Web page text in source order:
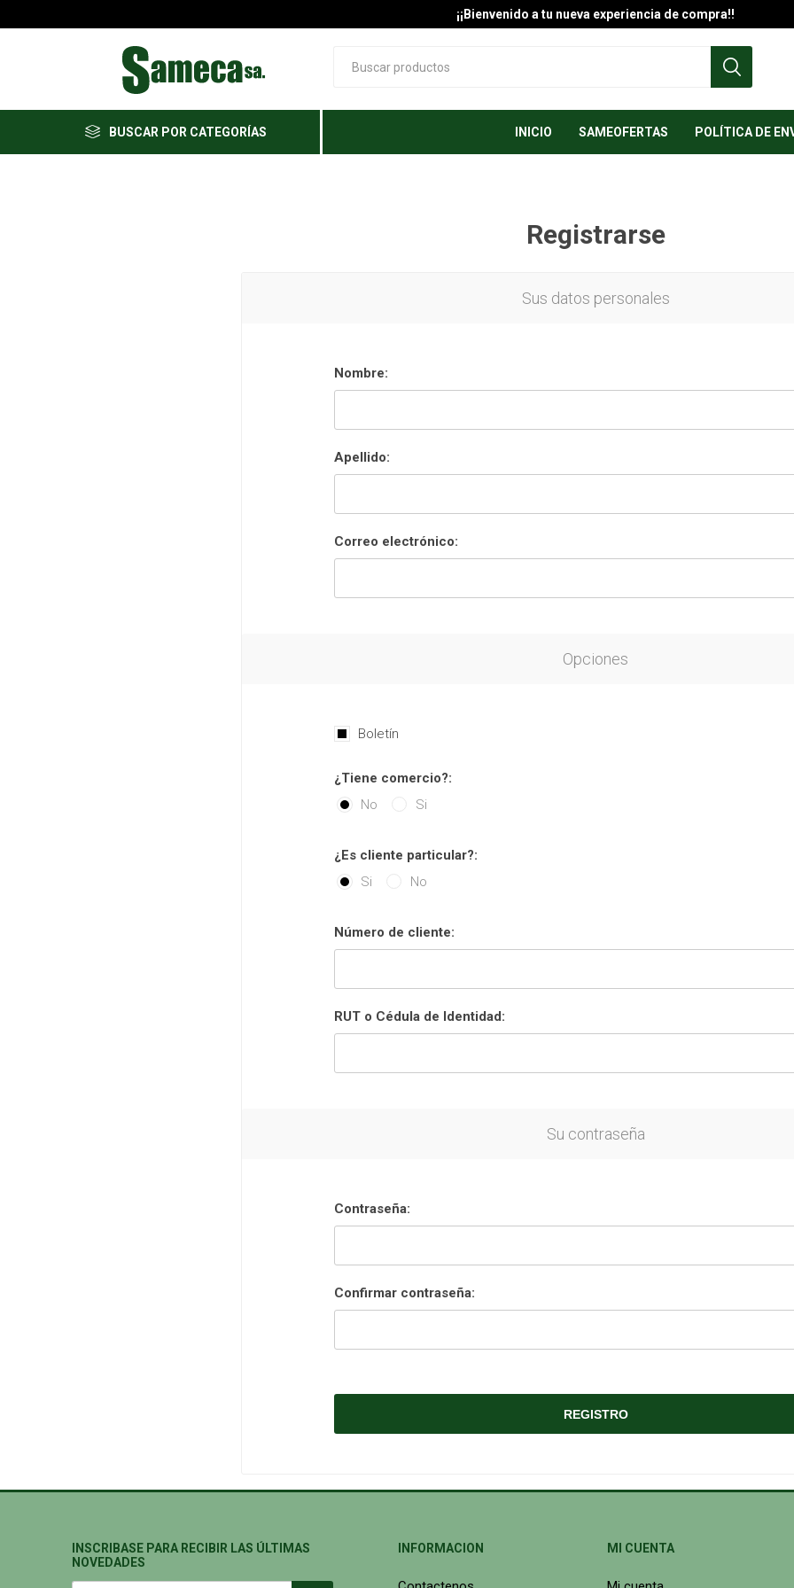
¡¡Bienvenido a tu nueva experiencia de compra!!
BUSCAR POR CATEGORÍAS INICIO SAMEOFERTAS POLÍTICA DE
Registrarse
Sus datos personales
Nombre:
Apellido:
Correo electrónico:
Opciones
Boletín
¿Tiene comercio?:
No
Si
¿Es cliente particular?:
Si
No
Número de cliente:
RUT o Cédula de Identidad:
Su contraseña
Contraseña:
Confirmar contraseña:
INSCRIBASE PARA RECIBIR LAS ÚLTIMAS
NOVEDADES
INFORMACION MI CUENTA